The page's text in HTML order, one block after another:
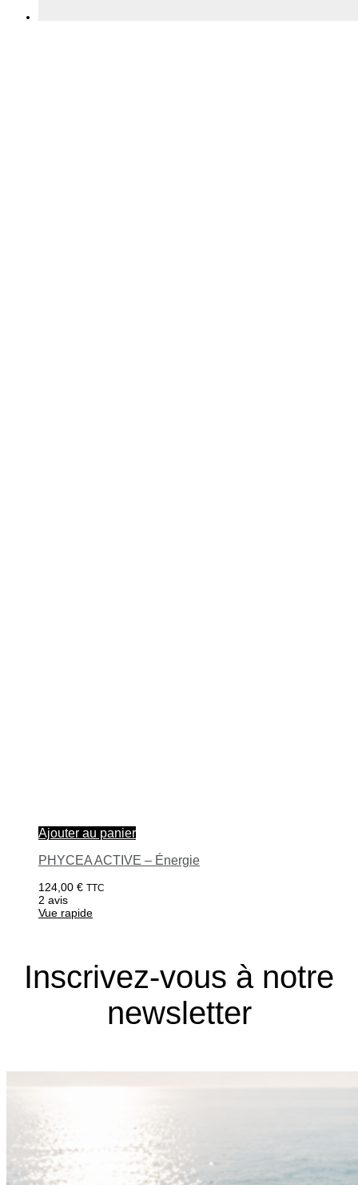
Ajouter au panier
PHYCEA ACTIVE – Énergie
124,00 € TTC
2 avis
Vue rapide
Inscrivez-vous à notre
newsletter